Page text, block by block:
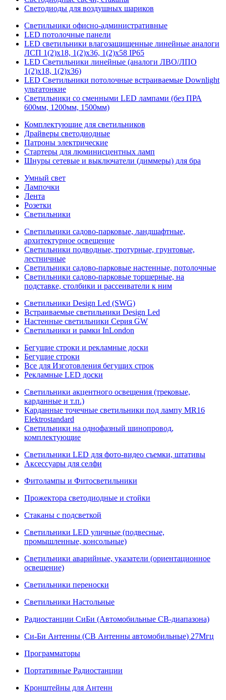
Светодиоды для воздушных шариков
Светильники офисно-административные
LED потолочные панели
LED светильники влагозащищенные линейные аналоги
ЛСП 1(2)х18, 1(2)х36, 1(2)х58 IP65
LED Светильники линейные (аналоги ЛВО/ЛПО
1(2)х18, 1(2)х36)
LED Светильники потолочные встраиваемые Downlight
ультатонкие
Светильники со сменными LED лампами (без ПРА
600мм, 1200мм, 1500мм)
Комплектующие для светильников
Драйверы светодиодные
Патроны электрические
Стартеры для люминисцентных ламп
Шнуры сетевые и выключатели (диммеры) для бра
Умный свет
Лампочки
Лента
Розетки
Светильники
Светильники садово-парковые, ландшафтные,
архитектурное освещение
Светильники подводные, тротурные, грунтовые,
лестничные
Светильники садово-парковые настенные, потолочные
Светильники садово-парковые торшерные, на
подставке, столбики и рассеиватели к ним
Светильники Design Led (SWG)
Встраиваемые светильники Design Led
Настенные светильники Серия GW
Светильники и рамки InLondon
Бегущие строки и рекламные доски
Бегущие строки
Все для Изготовления бегущих строк
Рекламные LED доски
Светильники акцентного освещения (трековые,
карданные и т.п.)
Карданные точечные светильники под лампу MR16
Elektrostandard
Светильники на однофазный шинопровод,
комплектующие
Светильники LED для фото-видео съемки, штативы
Аксессуары для селфи
Фитолампы и Фитосветильники
Прожектора светодиодные и стойки
Стаканы с подсветкой
Светильники LED уличные (подвесные,
промышленные, консольные)
Светильники аварийные, указатели (ориентационное
освещение)
Светильники переноски
Светильники Настольные
Радиостанции СиБи (Автомобильные СВ-диапазона)
Си-Би Антенны (СВ Антенны автомобильные) 27Мгц
Программаторы
Портативные Радиостанции
Кронштейны для Антенн